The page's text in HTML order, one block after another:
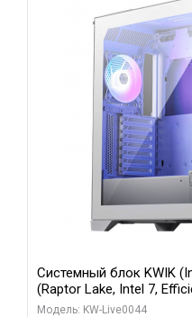
Системный блок KWIK
(Raptor Lake, Intel 7,
модуля)/ Gigabyte
Модель: KW-Live0044